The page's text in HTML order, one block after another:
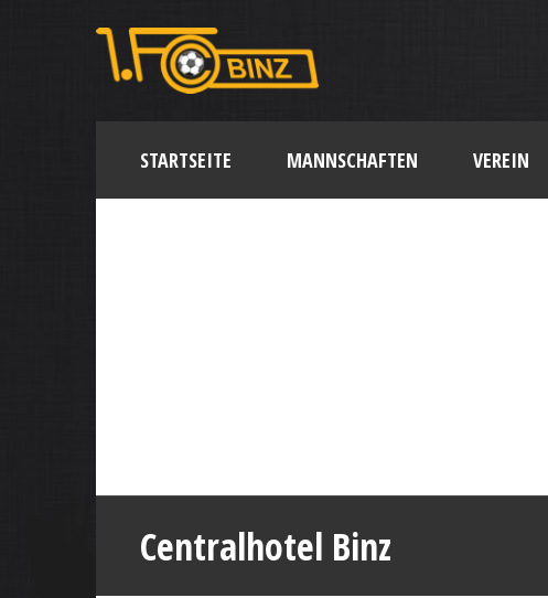
STARTSEITE MANNSCHAFTEN VEREIN
Centralhotel Binz